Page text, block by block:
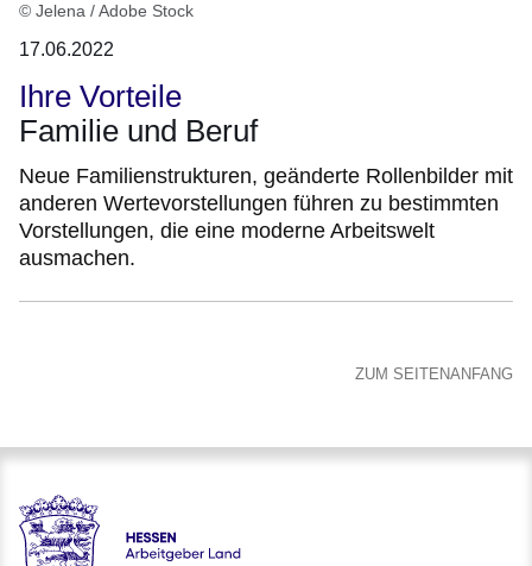
© Jelena / Adobe Stock
17.06.2022
Ihre Vorteile
Familie und Beruf
Neue Familienstrukturen, geänderte Rollenbilder mit
anderen Wertevorstellungen führen zu bestimmten
Vorstellungen, die eine moderne Arbeitswelt
ausmachen.
ZUM SEITENANFANG